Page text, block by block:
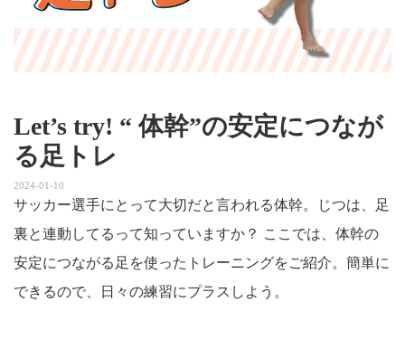
Let’s try! “ 体幹”の安定につなが
る足トレ
2024-01-10
サッカー選手にとって大切だと言われる体幹。じつは、足
裏と連動してるって知っていますか？ ここでは、体幹の
安定につながる足を使ったトレーニングをご紹介。簡単に
できるので、日々の練習にプラスしよう。